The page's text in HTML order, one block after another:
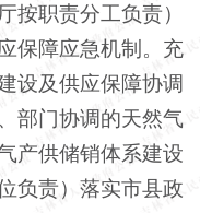
按职责分工负责）
保障应急机制。充
设及供应保障协调
部门协调的天然气
产供储销体系建设
负责）落实市县政